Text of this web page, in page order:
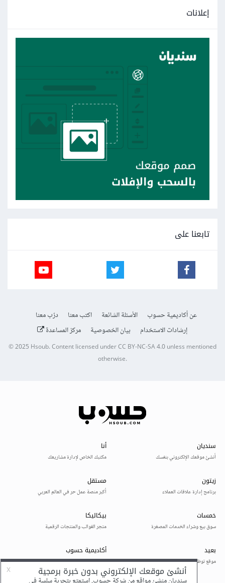
إعلانات
تابعنا على
عن أكاديمية حسوب الأسئلة الشائعة اكتب معنا
درّب معنا
إرشادات الاستخدام
بيان الخصوصية مركز المساعدة
© 2025Hsoub.Content licensed underCC BY-NC-SA 4.0unless mentioned
otherwise.